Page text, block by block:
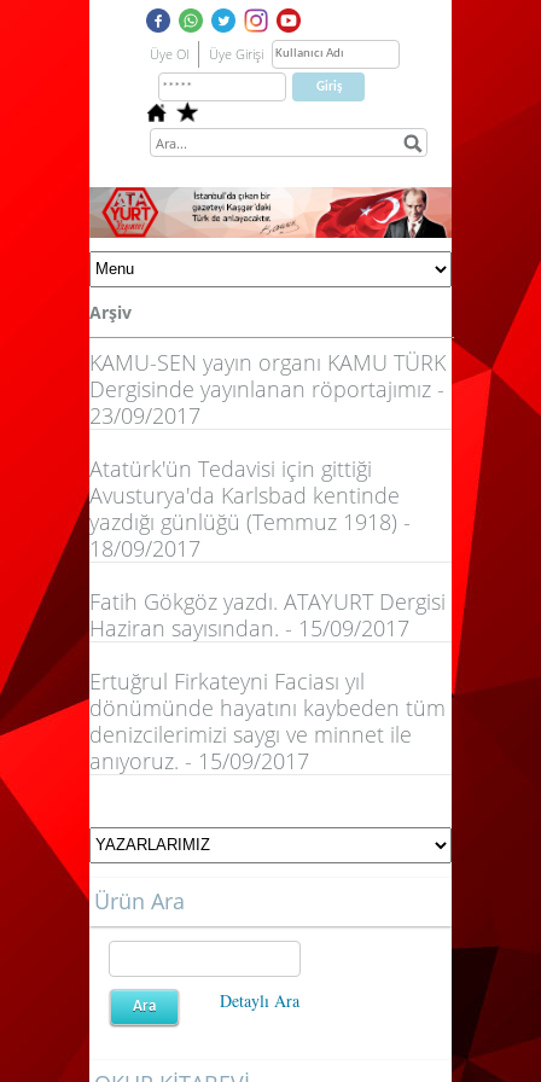
Üye Ol Üye Girişi
Arşiv
KAMU-SEN yayın organı KAMU TÜRK
Dergisinde yayınlanan röportajımız -
23/09/2017
Atatürk'ün Tedavisi için gittiği
Avusturya'da Karlsbad kentinde
yazdığı günlüğü (Temmuz 1918) -
18/09/2017
Fatih Gökgöz yazdı. ATAYURT Dergisi
Haziran sayısından. - 15/09/2017
Ertuğrul Firkateyni Faciası yıl
dönümünde hayatını kaybeden tüm
denizcilerimizi saygı ve minnet ile
anıyoruz. - 15/09/2017
Ürün Ara
Detaylı Ara